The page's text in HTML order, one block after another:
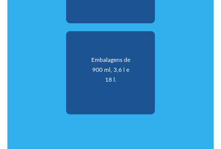
Embalagens de
900 ml, 3,6 l e
18 l.